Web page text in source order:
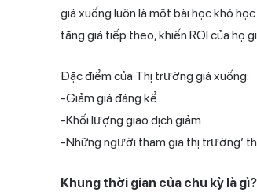
giá xuống luôn là một bài học khó
tăng giá tiếp theo, khiến ROI của họ
Đặc điểm của Thị trường giá xuống:
-Giảm giá đáng kể
-Khối lượng giao dịch giảm
-Những người tham gia thị trường’
Khung thời gian của chu kỳ là gì?